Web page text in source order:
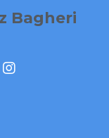
Bagheri